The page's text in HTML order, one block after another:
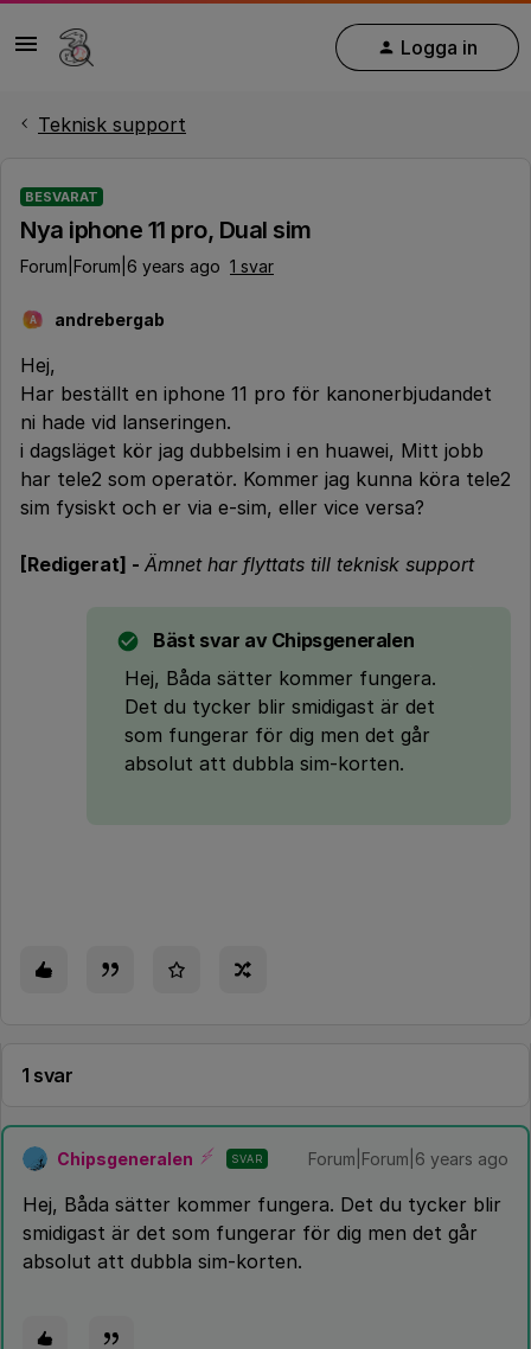
Logga in
Teknisk support
BESVARAT
Nya iphone 11 pro, Dual sim
Forum|Forum|6 years ago 1 svar
A andrebergab
Hej,
Har beställt en iphone 11 pro för kanonerbjudandet
ni hade vid lanseringen.
i dagsläget kör jag dubbelsim i en huawei, Mitt jobb
har tele2 som operatör. Kommer jag kunna köra tele2
sim fysiskt och er via e-sim, eller vice versa?
[Redigerat] - Ämnet har flyttats till teknisk support
Bäst svar av Chipsgeneralen
Hej, Båda sätter kommer fungera.
Det du tycker blir smidigast är det
som fungerar för dig men det går
absolut att dubbla sim-korten.
1 svar
Chipsgeneralen SVAR Forum|Forum|6 years ago
Hej, Båda sätter kommer fungera. Det du tycker blir
smidigast är det som fungerar för dig men det går
absolut att dubbla sim-korten.